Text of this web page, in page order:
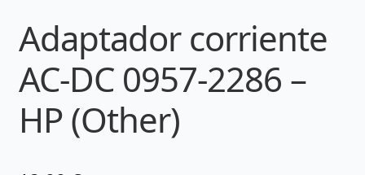
Adaptador corriente
AC-DC 0957-2286 –
HP (Other)